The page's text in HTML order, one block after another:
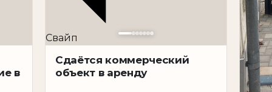
локация
в
Свайп
Сдаётся коммерческий
объект в аренду